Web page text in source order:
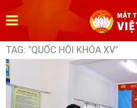
TAG: "QUỐC HỘI KHÓA XV"